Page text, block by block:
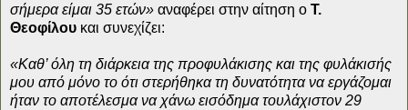
σήμερα είμαι 35 ετών» αναφέρει στην αίτηση ο Τ.
Θεοφίλου και συνεχίζει:
«Καθ’ όλη τη διάρκεια της προφυλάκισης και της φυλάκισής
μου από μόνο το ότι στερήθηκα τη δυνατότητα να εργάζομαι
ήταν το αποτέλεσμα να χάνω εισόδημα τουλάχιστον 29